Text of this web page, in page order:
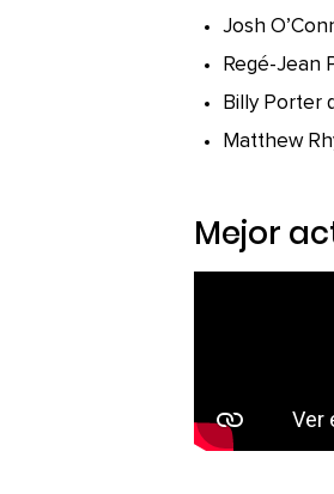
Josh
Regé-Jean
Billy Porter
Matthew
Mejor